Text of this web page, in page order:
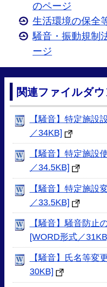
のページ
生活環境の保全
騒音・振動規制
ージ
関連ファイルダ
【騒音】特定施設
／34KB]
【騒音】特定施設
／34.5KB]
【騒音】特定施設
／33.5KB]
【騒音】騒音防止
[WORD形式／
【騒音】氏名等変
30KB]